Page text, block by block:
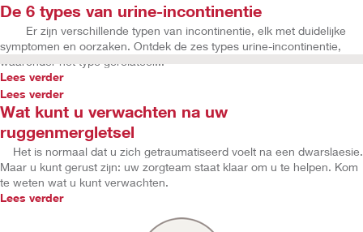
De 6 types van urine-incontinentie
Er zijn verschillende typen van incontinentie, elk met duidelijke
symptomen en oorzaken. Ontdek de zes types urine-incontinentie,
waaronder het type gerelateer...
Lees verder
Lees verder
Wat kunt u verwachten na uw
ruggenmergletsel
Het is normaal dat u zich getraumatiseerd voelt na een dwarslaesie.
Maar u kunt gerust zijn: uw zorgteam staat klaar om u te helpen. Kom
te weten wat u kunt verwachten.
Lees verder